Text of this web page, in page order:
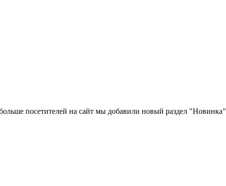
посетителей на сайт мы добавили новый раздел "Новинка"